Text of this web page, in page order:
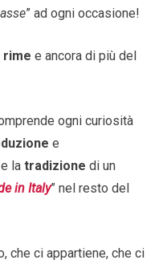
” ad ogni occasione!
rime e ancora di più del
ogni curiosità
e
e latradizione di un
in Italy” nel resto del
che ci appartiene, che ci